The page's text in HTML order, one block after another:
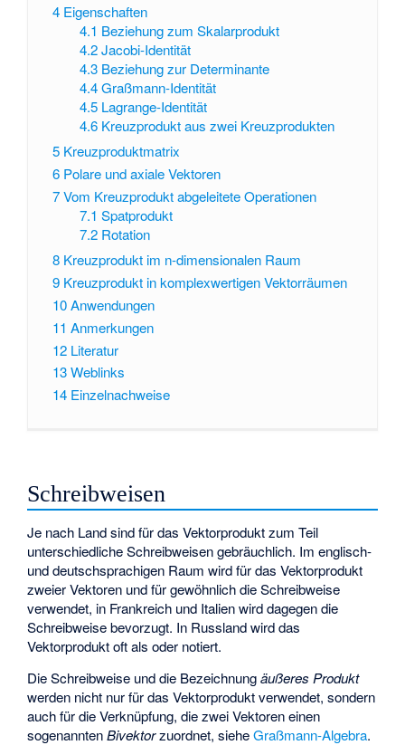
4 Eigenschaften
4.1 Beziehung zum Skalarprodukt
4.2 Jacobi-Identität
4.3 Beziehung zur Determinante
4.4 Graßmann-Identität
4.5 Lagrange-Identität
4.6 Kreuzprodukt aus zwei Kreuzprodukten
5 Kreuzproduktmatrix
6 Polare und axiale Vektoren
7Vom Kreuzprodukt abgeleitete Operationen
7.1 Spatprodukt
7.2 Rotation
8 Kreuzprodukt im n-dimensionalen Raum
9 Kreuzprodukt in komplexwertigen Vektorräumen
10Anwendungen
11 Anmerkungen
12 Literatur
13Weblinks
14 Einzelnachweise
Schreibweisen
Je nach Land sind für das Vektorprodukt zum Teil
unterschiedliche Schreibweisen gebräuchlich. Im englisch-
und deutschsprachigen Raum wird für das Vektorprodukt
zweier Vektoren undfür gewöhnlich die Schreibweise
verwendet, in Frankreich und Italien wird dagegen die
Schreibweisebevorzugt. In Russland wird das
Vektorprodukt oft alsoder notiert.
Die Schreibweise und die Bezeichnungäußeres Produkt
werden nicht nur für das Vektorprodukt verwendet, sondern
auch für die Verknüpfung, die zwei Vektoren einen
sogenanntenBivektorzuordnet, sieheGraßmann-Algebra.